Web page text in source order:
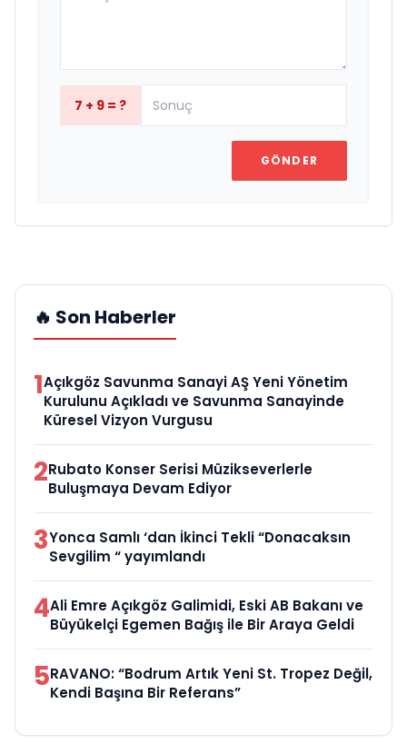
7 + 9 = ?
GÖNDER
🔥 Son Haberler
1Açıkgöz Savunma Sanayi AŞ Yeni Yönetim
Kurulunu Açıkladı ve Savunma Sanayinde
Küresel Vizyon Vurgusu
2Rubato Konser Serisi Müzikseverlerle
Buluşmaya Devam Ediyor
3Yonca Samlı ‘dan İkinci Tekli “Donacaksın
Sevgilim “ yayımlandı
4Ali Emre Açıkgöz Galimidi, Eski AB Bakanı ve
Büyükelçi Egemen Bağış ile Bir Araya Geldi
5RAVANO: “Bodrum Artık Yeni St. Tropez Değil,
Kendi Başına Bir Referans”